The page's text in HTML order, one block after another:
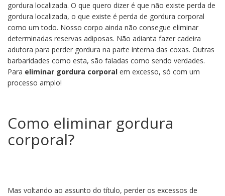
gordura localizada. O que quero dizer é que não existe perda de
gordura localizada, o que existe é perda de gordura corporal
como um todo. Nosso corpo ainda não consegue eliminar
determinadas reservas adiposas. Não adianta fazer cadeira
adutora para perder gordura na parte interna das coxas. Outras
barbaridades como esta, são faladas como sendo verdades.
Para eliminar gordura corporal em excesso, só com um
processo amplo!
Como eliminar gordura
corporal?
Mas voltando ao assunto do título, perder os excessos de